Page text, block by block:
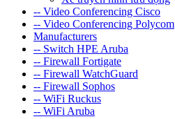
-- Video Conferencing Cisco
-- Video Conferencing Polycom
Manufacturers
-- Switch HPE Aruba
-- Firewall Fortigate
-- Firewall WatchGuard
-- Firewall Sophos
-- WiFi Ruckus
-- WiFi Aruba